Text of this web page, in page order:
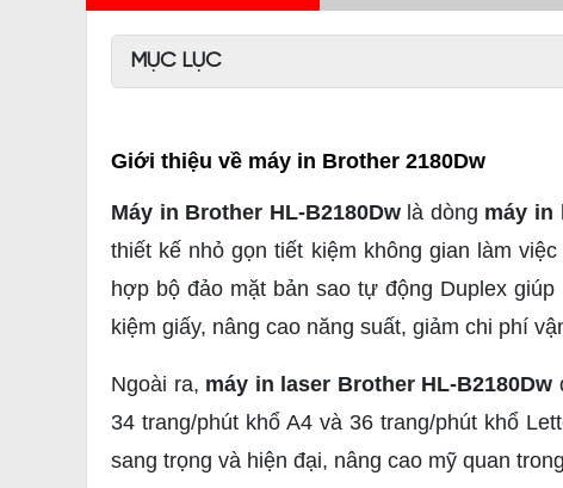
MỤC LỤC
Giới thiệu về máy in Brother 2180Dw
Máy in Brother HL-B2180Dwlà dòng máy in
thiết kế nhỏ gọn tiết kiệm không gian làm
hợp bộ đảo mặt bản sao tự động Duplex
kiệm giấy, nâng cao năng suất, giảm chi phí
Ngoài ra, máy in laser Brother HL-B2180Dw
34 trang/phút khổ A4 và 36 trang/phút khổ
sang trọng và hiện đại, nâng cao mỹ quan